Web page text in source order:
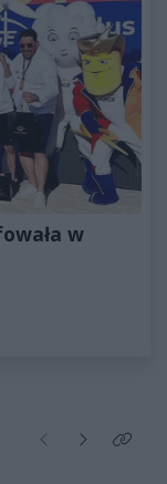
w
Poprzednie
NastępneKliknij